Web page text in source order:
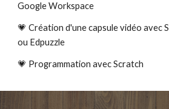
Google Workspace
💗Création d'une capsule vidéo avec
ou Edpuzzle
💗 Programmation avec Scratch